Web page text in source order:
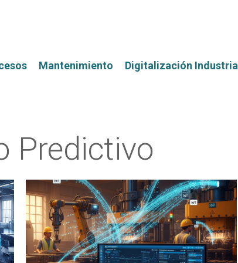
Mantenimiento Digitalización Industrial
Predictivo